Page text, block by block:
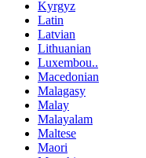
Kyrgyz
Latin
Latvian
Lithuanian
Luxembou..
Macedonian
Malagasy
Malay
Malayalam
Maltese
Maori